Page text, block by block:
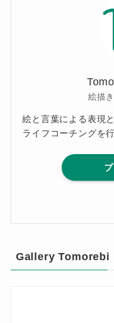
絵描
絵と言葉による表現
ライフコーチングを
Gallery Tomorebi